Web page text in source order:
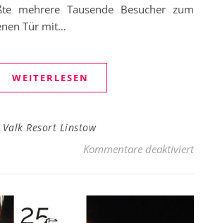
mehrere Tausende Besucher zum
Tür mit…
WEITERLESEN
Resort Linstow
Kommentare deaktiviertfür